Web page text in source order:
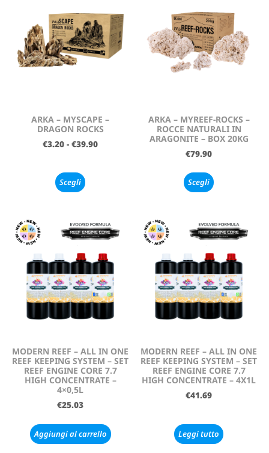
ARKA – MYSCAPE –
DRAGON ROCKS
€3.20 - €39.90
Scegli
ARKA – MYREEF-ROCKS –
ROCCE NATURALI IN
ARAGONITE – BOX 20KG
€79.90
Scegli
MODERN REEF – ALL IN ONE
REEF KEEPING SYSTEM – SET
REEF ENGINE CORE 7.7
HIGH CONCENTRATE –
4×0,5L
€25.03
Aggiungi al carrello
MODERN REEF – ALL IN ONE
REEF KEEPING SYSTEM – SET
REEF ENGINE CORE 7.7
HIGH CONCENTRATE – 4X1L
€41.69
Leggi tutto